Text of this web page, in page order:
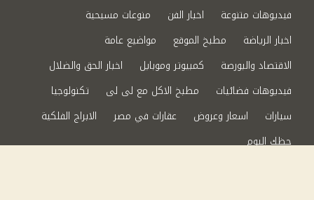
فيديوهات متنوعة
اخبار الفن
منوعات مسيحية
اخبار الرياضة
مطبخ الموقع
مواضيع عامة
الاقتصاد والبورصة
كمبيوتر وموبايل
اخبار الحق والضلال
فيديوهات فضائيات
مطبخ الاكل مع لى لى
تكنولوجيا
سيارات
اسعار وعروض عقارات في مصر
الابراج الفلكية
حظك اليوم